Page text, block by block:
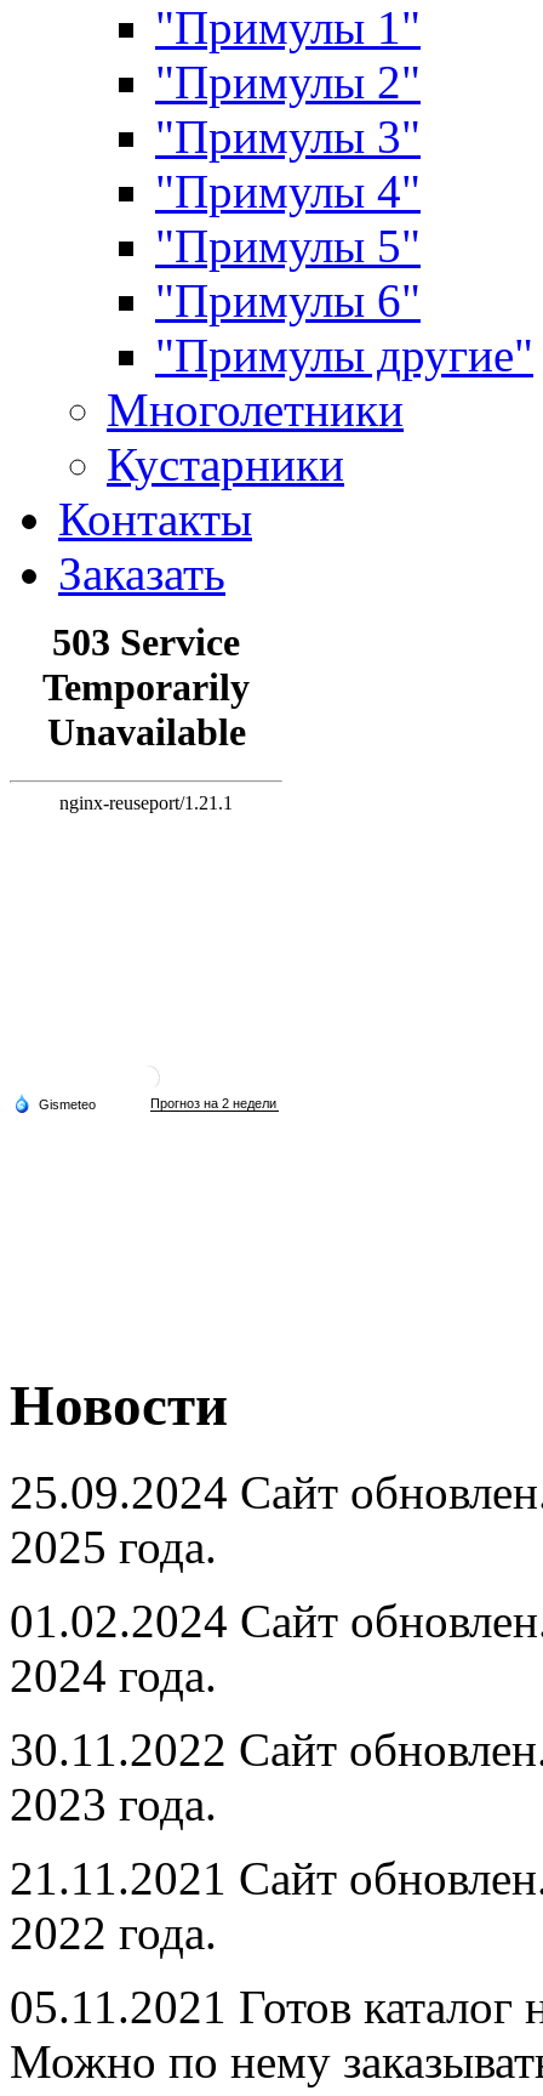
"Примулы 1"
"Примулы 2"
"Примулы 3"
"Примулы 4"
"Примулы 5"
"Примулы 6"
"Примулы другие"
Многолетники
Кустарники
Контакты
Заказать
Новости
25.09.2024 Сайт
2025 года.
01.02.2024 Сайт
2024 года.
30.11.2022 Сайт
2023 года.
21.11.2021 Сайт
2022 года.
05.11.2021 Готов
Можно по нему